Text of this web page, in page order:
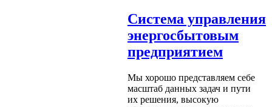
Система управления
энергосбытовым
предприятием
Мы хорошо представляем себе
масштаб данных задач и пути
их решения, высокую